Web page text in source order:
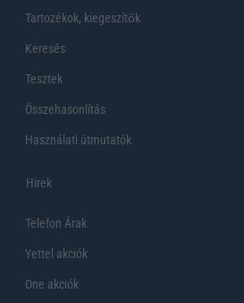
Tartozékok, kiegeszítők
Keresés
Tesztek
Összehasonlítás
Használati útmutatók
Hirek
Telefon Árak
Yettel akciók
One akciók